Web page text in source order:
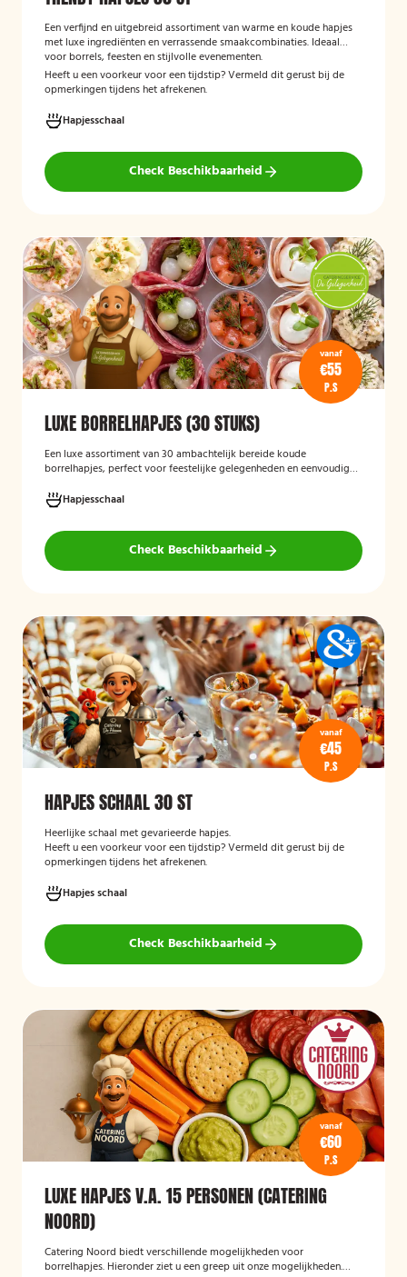
Een verfijnd en uitgebreid assortiment van warme en koude hapjes
met luxe ingrediënten en verrassende smaakcombinaties. Ideaal
voor borrels, feesten en stijlvolle evenementen.
Heeft u een voorkeur voor een tijdstip? Vermeld dit gerust bij de
opmerkingen tijdens het afrekenen.
Hapjesschaal
Check Beschikbaarheid
vanaf
€55
P.S
LUXE BORRELHAPJES (30 STUKS)
Een luxe assortiment van 30 ambachtelijk bereide koude
borrelhapjes, perfect voor feestelijke gelegenheden en eenvoudig
Hapjesschaal
Check Beschikbaarheid
vanaf
€45
P.S
HAPJES SCHAAL 30 ST
Heerlijke schaal met gevarieerde hapjes.
Heeft u een voorkeur voor een tijdstip? Vermeld dit gerust bij de
opmerkingen tijdens het afrekenen.
Hapjes schaal
Check Beschikbaarheid
vanaf
€60
P.S
LUXE HAPJES V.A. 15 PERSONEN (CATERING
NOORD)
Catering Noord biedt verschillende mogelijkheden voor
borrelhapjes. Hieronder ziet u een greep uit onze mogelijkheden.